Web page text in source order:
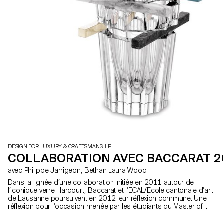
DESIGN FOR LUXURY & CRAFTSMANSHIP
COLLABORATION AVEC BACCARAT
avec Philippe Jarrigeon, Bethan Laura Wood
Dans la lignée d’une collaboration initiée en 2011 autour de
l’iconique verre Harcourt, Baccarat et l’ECAL/Ecole cantonale d’art
de Lausanne poursuivent en 2012 leur réflexion commune. Une
réflexion pour l’occasion menée par les étudiants du Master of